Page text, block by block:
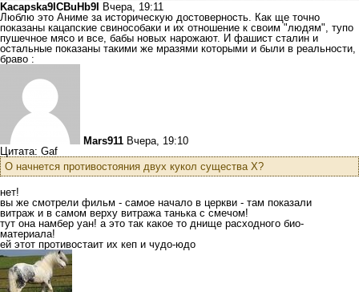
Kacapska9ICBuHb9I
Вчера, 19:11
Люблю это Аниме за историческую достоверность. Как ще точно
показаны кацапские свинособаки и их отношение к своим "людям", тупо
пушечное мясо и все, бабы новых нарожают. И фашист сталин и
остальные показаны такими же мразями которыми и были в реальности,
браво :
Mars911 Вчера, 19:10
Цитата: Gaf
О начнется противостояния двух кукол существа Х?
нет!
вы же смотрели фильм - самое начало в церкви - там показали
витраж и в самом верху витража танька с смечом!
тут она намбер уан! а это так какое то днище расходного био-
материала!
ей этот противостаит их кеп и чудо-юдо